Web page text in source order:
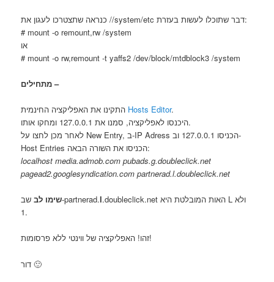
כנראה שתצטרכו לעגון את /‎/system/etc דבר שתוכלו לעשות בעזרת:
‎# mount -o remount,rw /system
או
‎# mount -o rw,remount -t yaffs2 /dev/block/mtdblock3 /system
מתחילים –
Hosts Editor.
היכנסו לאפליקציה, סמנו את 127.0.0.1 ומחקו אותו.
לאחר מכן לחצו על New Entry, ב-IP Adress הכניסו 127.0.0.1 וב-
Host Entries הכניסו את השורה הבאה:
localhost media.admob.com pubads.g.doubleclick.net
pagead2.googlesyndication.com partnerad.l.doubleclick.net
שימו לבשב-partnerad.l.doubleclick.net האות המובלטת היא L ולא
1.
זהו! האפליקציה של ווינטי ללא פרסומות!
דור 🙂